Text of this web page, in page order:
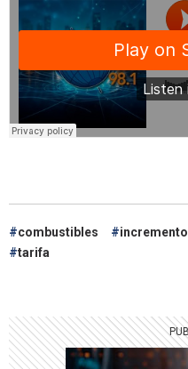
combustibles incremento
tarifa